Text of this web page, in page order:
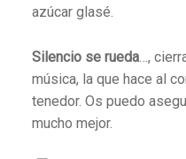
azúcar glasé.
Silencio se rueda…,
música, la que hace al
tenedor. Os puedo
mucho mejor.